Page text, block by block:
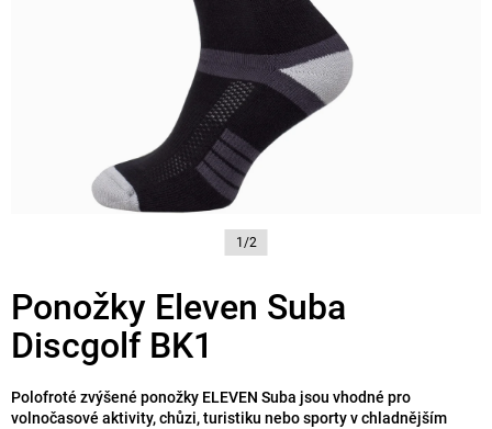
1/2
Ponožky Eleven Suba
Discgolf BK1
Polofroté zvýšené ponožky ELEVEN Suba jsou vhodné pro
volnočasové aktivity, chůzi, turistiku nebo sporty v chladnějším